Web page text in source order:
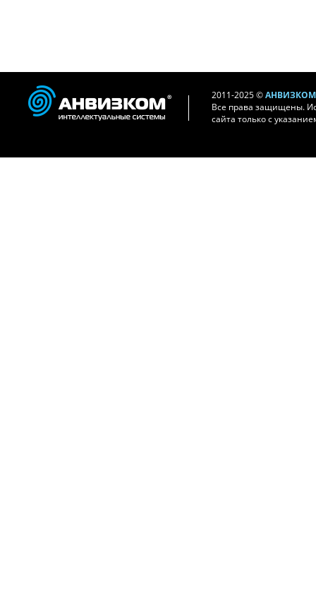
2011-2025 ©
Все права защищены.
сайта только с